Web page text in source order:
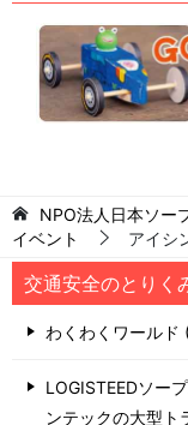
NPO法人日本ソー
イベント
アイシ
交通安全のとりく
わくわくワールド
LOGISTEEDソー
ンテックの大型